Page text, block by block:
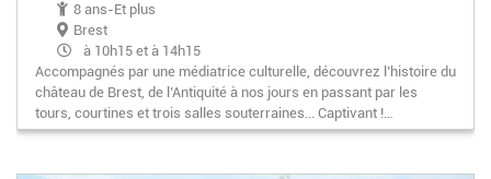
8 ans-Et plus
Brest
à 10h15 et à 14h15
Accompagnés par une médiatrice culturelle, découvrez l’histoire du
château de Brest, de l’Antiquité à nos jours en passant par les
tours, courtines et trois salles souterraines... Captivant !…